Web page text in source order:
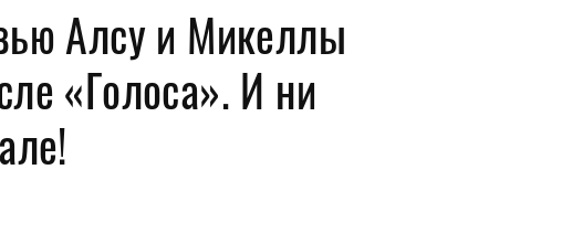
Украшения и часы
Алсу и Микеллы
«Голоса». И ни